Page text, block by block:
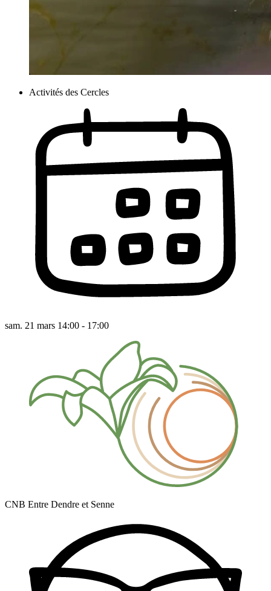
Activités des Cercles
sam. 21 mars 14:00 - 17:00
CNB Entre Dendre et Senne